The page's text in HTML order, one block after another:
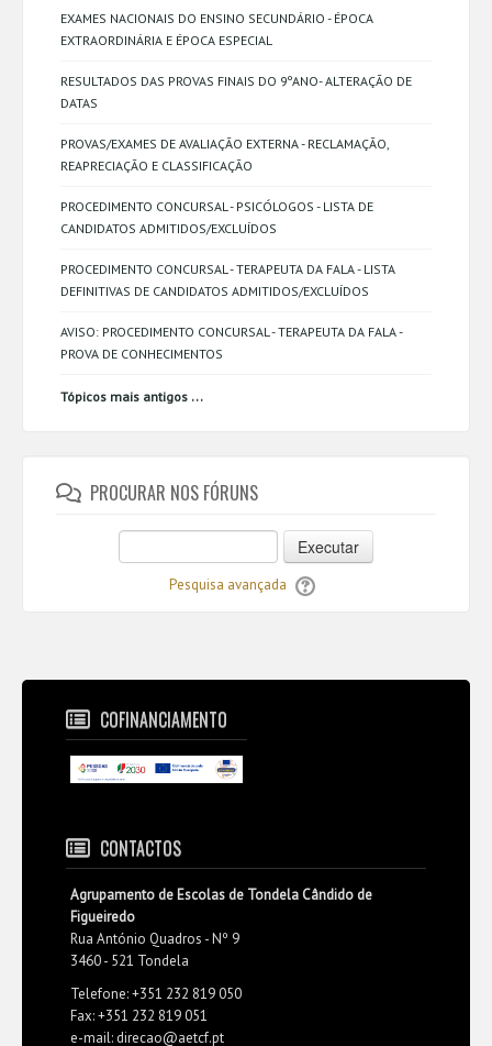
EXAMES NACIONAIS DO ENSINO SECUNDÁRIO - ÉPOCA
EXTRAORDINÁRIA E ÉPOCA ESPECIAL
RESULTADOS DAS PROVAS FINAIS DO 9ºANO- ALTERAÇÃO DE
DATAS
PROVAS/EXAMES DE AVALIAÇÃO EXTERNA - RECLAMAÇÃO,
REAPRECIAÇÃO E CLASSIFICAÇÃO
PROCEDIMENTO CONCURSAL - PSICÓLOGOS - LISTA DE
CANDIDATOS ADMITIDOS/EXCLUÍDOS
PROCEDIMENTO CONCURSAL - TERAPEUTA DA FALA - LISTA
DEFINITIVAS DE CANDIDATOS ADMITIDOS/EXCLUÍDOS
AVISO: PROCEDIMENTO CONCURSAL - TERAPEUTA DA FALA -
PROVA DE CONHECIMENTOS
Tópicos mais antigos ...
PROCURAR NOS FÓRUNS
Executar
Pesquisa avançada
COFINANCIAMENTO
CONTACTOS
Agrupamento de Escolas de Tondela Cândido de
Figueiredo
Rua António Quadros - Nº 9
3460 - 521 Tondela
Telefone: +351 232 819 050
Fax: +351 232 819 051
e-mail: direcao@aetcf.pt